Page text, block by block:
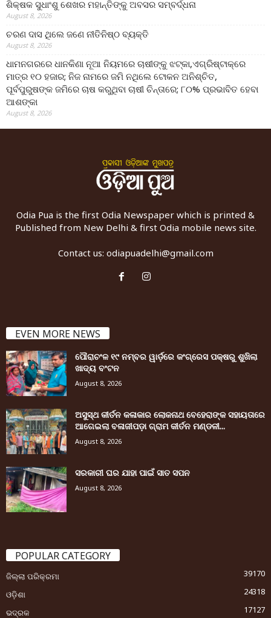
ଶିକ୍ଷକ ସୁଧାଂଶୁ ଶେଖର ମହାନ୍ତିଙ୍କୁ ଅବସର ସମ୍ବର୍ଦ୍ଧନା
August 8, 2026
ଚରଣ ଦାସ ଥିଲେ ଜଣେ ନୀତିନିଷ୍ଠ ବ୍ୟକ୍ତି
August 8, 2026
ଧାମନଗରରେ ଧାନକିଣା ନୂଆ ନିୟମରେ ଚାଷୀଙ୍କୁ ଝଟ୍‌କା,ଏଗ୍ରିଷ୍ଟାକ୍‌ରେ
ମାତ୍ର ୧୦ ହଜାର; ନିଜ ନାମରେ ଜମି ନଥିଲେ ଟୋକନ ଅନିଶ୍ଚିତ,
ପୂର୍ବପୁରୁଷଙ୍କ ଜମିରେ ଚାଷ କରୁଥିବା ଚାଷୀ ଚିନ୍ତାରେ; ୮୦% ପ୍ରଭାବିତ ହେବା
ଆଶଙ୍କା
August 8, 2026
Odia Pua is the first Odia Newspaper which is printed &
Published from New Delhi & first Odia mobile news site.
Contact us: odiapuadelhi@gmail.com
EVEN MORE NEWS
ପୌରାଚଂଳ ୧୯ ନମ୍ବର ୱାର୍ଡ଼ରେ କଂଗ୍ରେସ ପକ୍ଷରୁ ଶୁଖିଲା
ଖାଦ୍ୟ ବଂଟନ
August 8, 2026
ଅସୁସ୍ଥ କୀର୍ତନ କଳାକାର ଲୋକନାଥ ବେହେରାଙ୍କ ସହାୟତାରେ
ଆଗେଇଲା ବଳାଜୀପଡ଼ା ଗ୍ରାମ କୀର୍ତନ ମଣ୍ଡଳୀ...
August 8, 2026
ସରକାରୀ ଘର ଯାହା ପାଇଁ ସାତ ସପନ
August 8, 2026
POPULAR CATEGORY
ଜିଲ୍ଲା ପରିକ୍ରମା
39170
ଓଡ଼ିଶା
24318
ଭଦ୍ରକ
17127